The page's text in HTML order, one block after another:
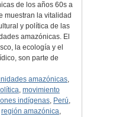
de los años 60s a
muestran la vitalidad
y política de las
amazónicas. El
la ecología y el
son parte de
amazónicas,
, movimiento
indígenas, Perú,
región amazónica,